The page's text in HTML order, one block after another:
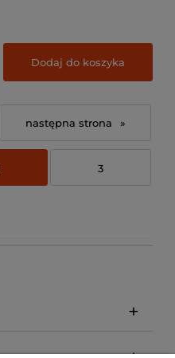
Dodaj do koszyka
3
»